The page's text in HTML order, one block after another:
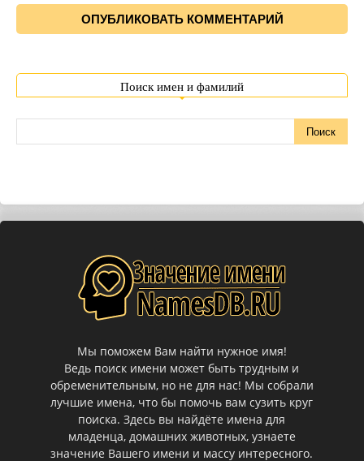
Поиск имен и фамилий
Мы поможем Вам найти нужное имя!
Ведь поиск имени может быть трудным и
обременительным, но не для нас! Мы собрали
лучшие имена, что бы помочь вам сузить круг
поиска. Здесь вы найдёте имена для
младенца, домашних животных, узнаете
значение Вашего имени и массу интересного.